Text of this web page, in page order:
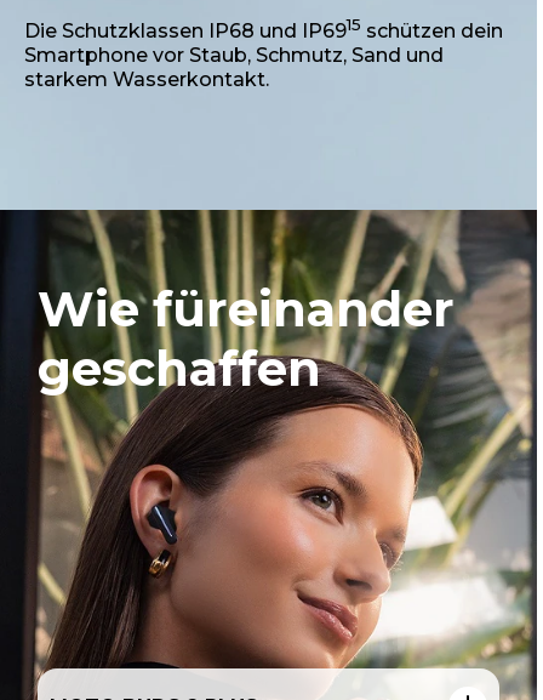
Die Schutzklassen IP68 und IP6915 schützen dein
Smartphone vor Staub, Schmutz, Sand und
starkem Wasserkontakt.
Wie füreinander
geschaffen